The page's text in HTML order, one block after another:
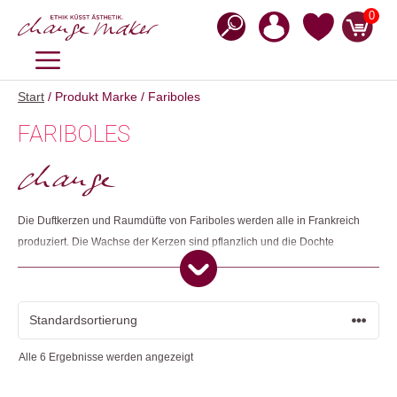
Inhalt
0
MENÜ
Start / Produkt Marke / Fariboles
FARIBOLES
Die Duftkerzen und Raumdüfte von Fariboles werden alle in Frankreich
produziert. Die Wachse der Kerzen sind pflanzlich und die Dochte
bestehen aus reiner Baumwolle. Die Rohstoffe werden so Rohstoffe
ausgewählt, dass die Auswirkungen auf das Ökosystem so gering wie
möglich sind: es werden lokale Lieferanten bevorzugt, um die durch den
Transport verursachte Umweltverschmutzung zu reduzieren. Ausserdem
Alle 6 Ergebnisse werden angezeigt